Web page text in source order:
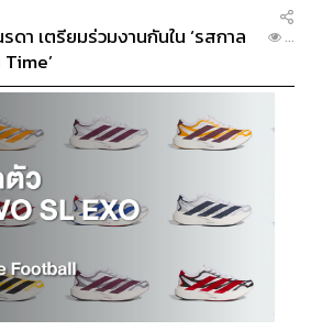
ดา เตรียมร่วมงานกันใน ‘รสกาล
...